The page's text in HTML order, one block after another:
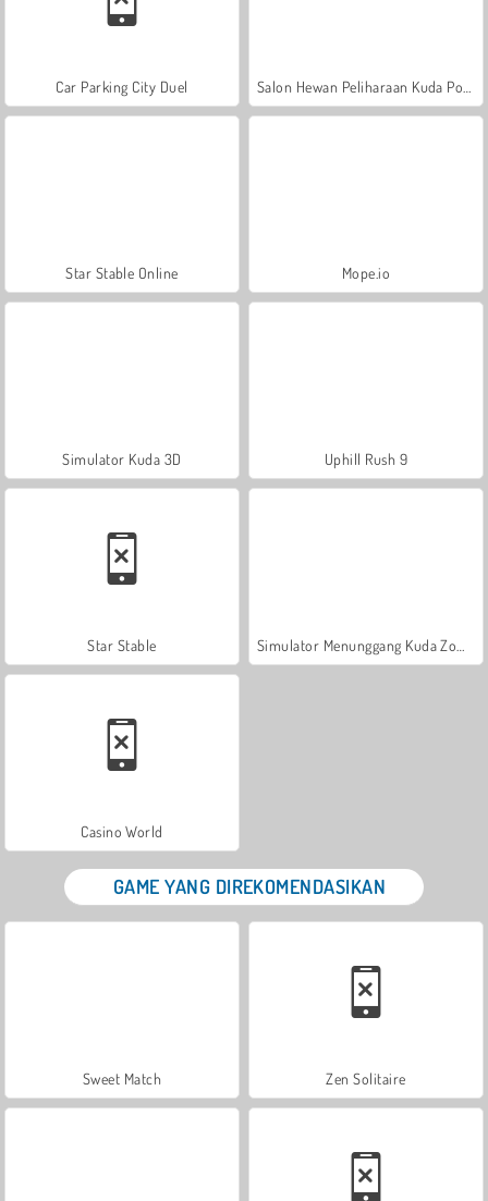
Car Parking City Duel
Star Stable Online Mope.io
Simulator Kuda 3D Uphill Rush 9
Star Stable
Casino World
GAME YANG DIREKOMENDASIKAN
Sweet Match Zen Solitaire